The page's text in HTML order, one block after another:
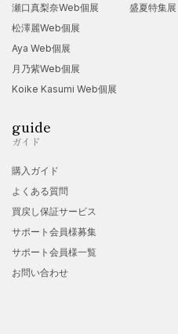
瀬口真梨奈Web個展
松澤麗Web個展
Aya Web個展
月乃紫Web個展
Koike Kasumi Web個展
盛夏特集展
guide
ガイド
購入ガイド
よくある質問
買戻し保証サービス
サポート会員様募集
サポート会員様一覧
お問い合わせ